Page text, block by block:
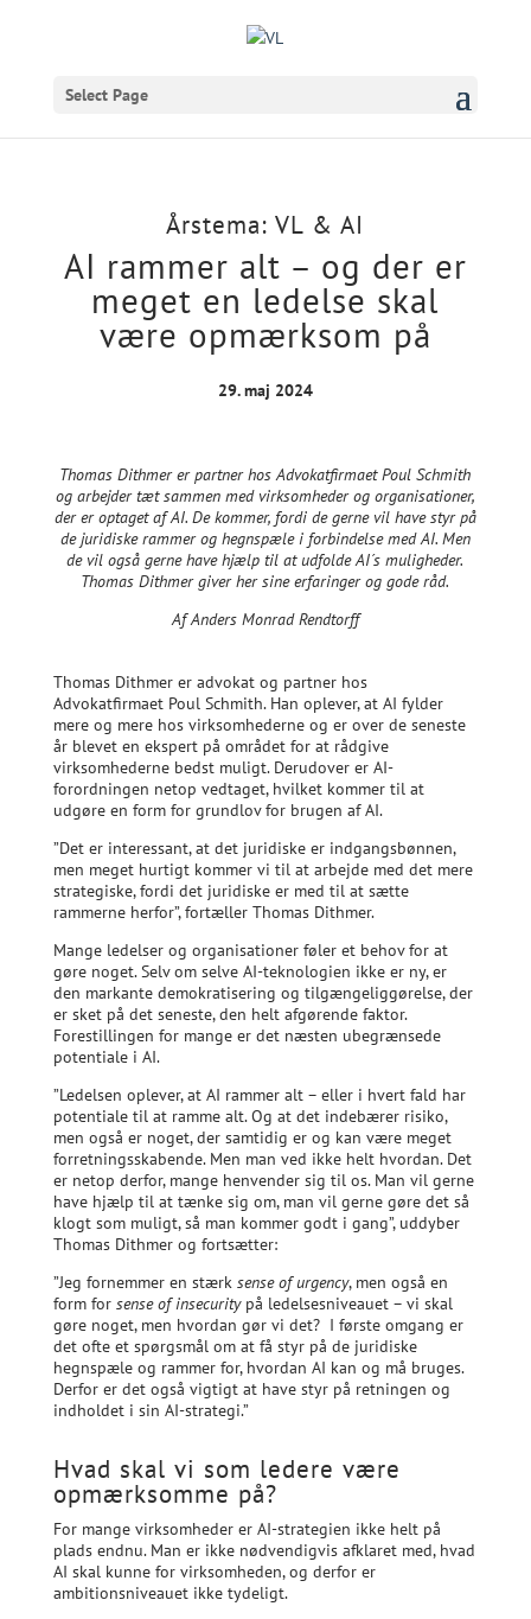
Select Page
Årstema: VL & AI
AI rammer alt – og der er
meget en ledelse skal
være opmærksom på
29. maj 2024
Thomas Dithmer er partner hos Advokatfirmaet Poul Schmith
og arbejder tæt sammen med virksomheder og organisationer,
der er optaget af AI. De kommer, fordi de gerne vil have styr på
de juridiske rammer og hegnspæle i forbindelse med AI. Men
de vil også gerne have hjælp til at udfolde AI´s muligheder.
Thomas Dithmer giver her sine erfaringer og gode råd.
Af Anders Monrad Rendtorff
Thomas Dithmer er advokat og partner hos
Advokatfirmaet Poul Schmith. Han oplever, at AI fylder
mere og mere hos virksomhederne og er over de seneste
år blevet en ekspert på området for at rådgive
virksomhederne bedst muligt. Derudover er AI-
forordningen netop vedtaget, hvilket kommer til at
udgøre en form for grundlov for brugen af AI.
”Det er interessant, at det juridiske er indgangsbønnen,
men meget hurtigt kommer vi til at arbejde med det mere
strategiske, fordi det juridiske er med til at sætte
rammerne herfor”, fortæller Thomas Dithmer.
Mange ledelser og organisationer føler et behov for at
gøre noget. Selv om selve AI-teknologien ikke er ny, er
den markante demokratisering og tilgængeliggørelse, der
er sket på det seneste, den helt afgørende faktor.
Forestillingen for mange er det næsten ubegrænsede
potentiale i AI.
”Ledelsen oplever, at AI rammer alt – eller i hvert fald har
potentiale til at ramme alt. Og at det indebærer risiko,
men også er noget, der samtidig er og kan være meget
forretningsskabende. Men man ved ikke helt hvordan. Det
er netop derfor, mange henvender sig til os. Man vil gerne
have hjælp til at tænke sig om, man vil gerne gøre det så
klogt som muligt, så man kommer godt i gang”, uddyber
Thomas Dithmer og fortsætter:
”Jeg fornemmer en stærk sense of urgency, men også en
form for sense of insecuritypå ledelsesniveauet – vi skal
gøre noget, men hvordan gør vi det? I første omgang er
det ofte et spørgsmål om at få styr på de juridiske
hegnspæle og rammer for, hvordan AI kan og må bruges.
Derfor er det også vigtigt at have styr på retningen og
indholdet i sin AI-strategi.”
Hvad skal vi som ledere være
opmærksomme på?
For mange virksomheder er AI-strategien ikke helt på
plads endnu. Man er ikke nødvendigvis afklaret med, hvad
AI skal kunne for virksomheden, og derfor er
ambitionsniveauet ikke tydeligt.